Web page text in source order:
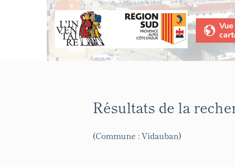
Vue
Résultats de la
(Commune : Vidauban)